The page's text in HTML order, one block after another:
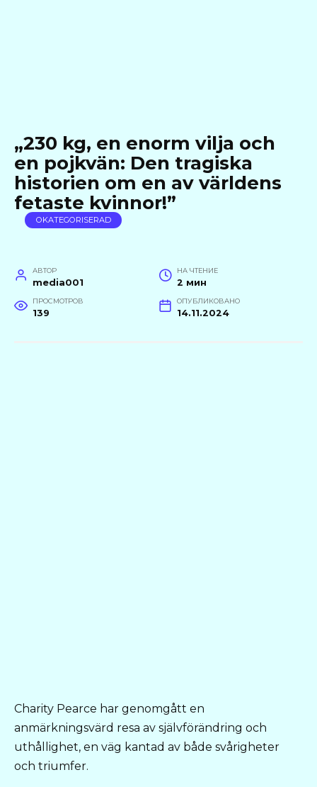
„230 kg, en enorm vilja och
en pojkvän: Den tragiska
historien om en av världens
fetaste kvinnor!”
OKATEGORISERAD
АВТОР
media001
НА ЧТЕНИЕ
2 мин
ПРОСМОТРОВ
139
ОПУБЛИКОВАНО
14.11.2024
Charity Pearce har genomgått en
anmärkningsvärd resa av självförändring och
uthållighet, en väg kantad av både svårigheter
och triumfer.